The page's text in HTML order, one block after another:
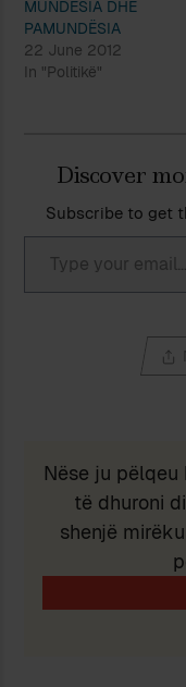
MUNDËSIA DHE
PAMUNDËSIA
22 June 2012
In "Politikë"
Discover
Subscribe to get
Type your email…
Nëse ju
të dhuroni
shenjë